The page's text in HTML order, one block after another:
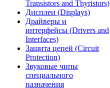
Transistors and Thyristors)
Дисплеи (Displays)
Драйверы и
интерфейсы (Drivers and
Interfaces)
Защита цепей (Circuit
Protection)
Звуковые чипы
специального
назначения